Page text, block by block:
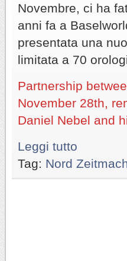
Novembre, ci ha
anni fa a
presentata una
limitata a 70
Partnership
November 28th,
Daniel Nebel and
Leggi tutto
Tag: Nord